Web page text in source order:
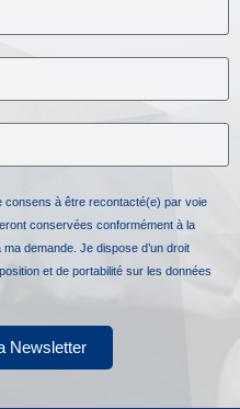
consens à être recontacté(e) par voie
conservées conformément à la
demande. Je dispose d’un droit
et de portabilité sur les données
Newsletter